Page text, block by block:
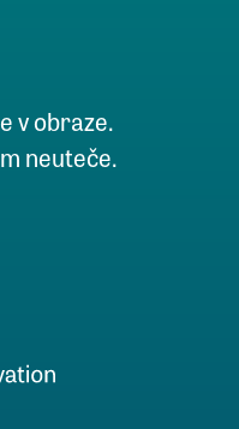
v obraze.
neuteče.